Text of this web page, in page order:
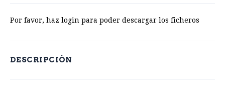
Por favor, haz login para poder descargar los ficheros
DESCRIPCIÓN